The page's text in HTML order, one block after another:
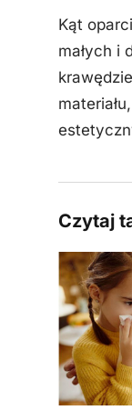
Kąt
małych i
Czytaj